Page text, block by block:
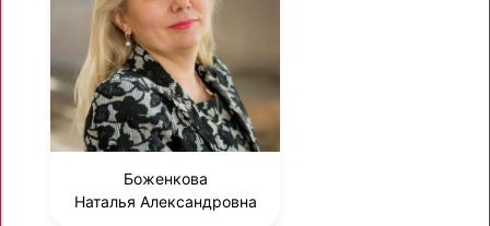
Боженкова
Наталья Александровна